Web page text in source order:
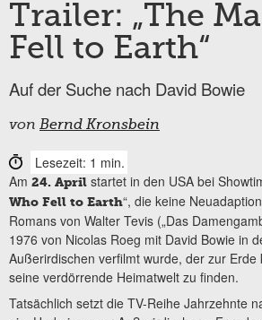
Trailer: „The
Fell to Earth“
Auf der Suche nach David Bowie
von Bernd Kronsbein
Lesezeit: 1 min.
Am 24. April startet in den USA bei
Who Fell to Earth“, die keine
Romans von Walter Tevis („Das
1976 von Nicolas Roeg mit David Bowie in
Außerirdischen verfilmt wurde, der zur Erde
seine verdörrende Heimatwelt zu finden.
Tatsächlich setzt die TV-Reihe Jahrzehnte